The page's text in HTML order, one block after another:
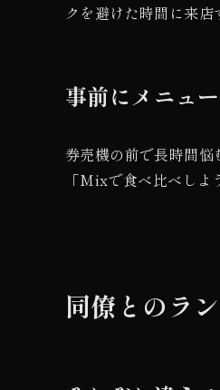
クを避けた時間に来店
事前にメニュ
券売機の前で長時間
「Mixで食べ比べしよ
同僚とのラ